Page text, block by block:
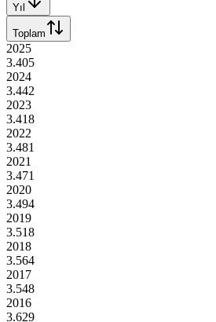
Yıl
Toplam
2025
3.405
2024
3.442
2023
3.418
2022
3.481
2021
3.471
2020
3.494
2019
3.518
2018
3.564
2017
3.548
2016
3.629